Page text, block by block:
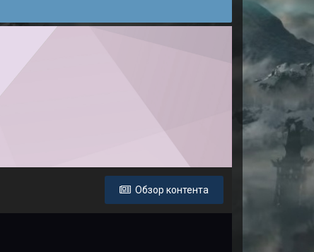
Обзор контента